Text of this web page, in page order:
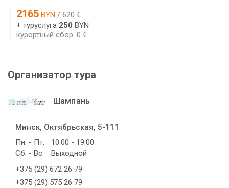
2165 BYN / 620 €
+ туруслуга 250 BYN
курортный сбор: 0 €
Организатор тура
Шампань
Минск, Октябрьская, 5-111
Пн. - Пт.
10:00 - 19:00
Сб. - Вс.
Выходной
+375 (29) 672 26 79
+375 (29) 575 26 79